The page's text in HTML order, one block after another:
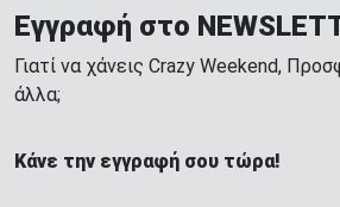
Εγγραφή στο
Γιατί να χάνεις Crazy Weekend,
άλλα;
Κάνε την εγγραφή σου τώρα!